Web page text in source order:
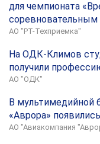
для чемпионата
АО "РТ-Техприемка"
На ОДК-Климов
получили
АО "ОДК"
В мультимедийной
«Аврора»
АО "Авиакомпания